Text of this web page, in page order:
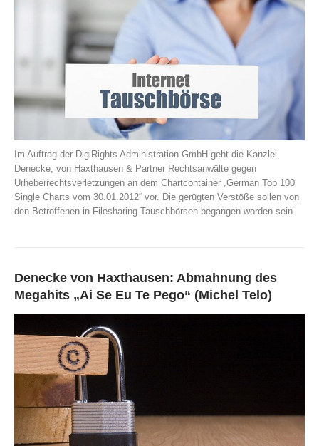
Im Auftrag der DigiRights Administration GmbH geht die Kanzlei
Denecke, von Haxthausen & Partner Rechtsanwälte gegen
Urheberrechtsverletzungen an dem Chartcontainer „German Top 100
Single Charts vom 30.01.2012“ vor. Die gerügten Verstöße sollen von
den Betroffenen in Filesharing-Tauschbörsen begangen worden sein.
Denecke von Haxthausen: Abmahnung des
Megahits „Ai Se Eu Te Pego“ (Michel Telo)